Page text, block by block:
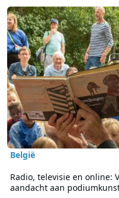
Lees meer over Radio,
België
Radio, televisie en online:
aandacht aan